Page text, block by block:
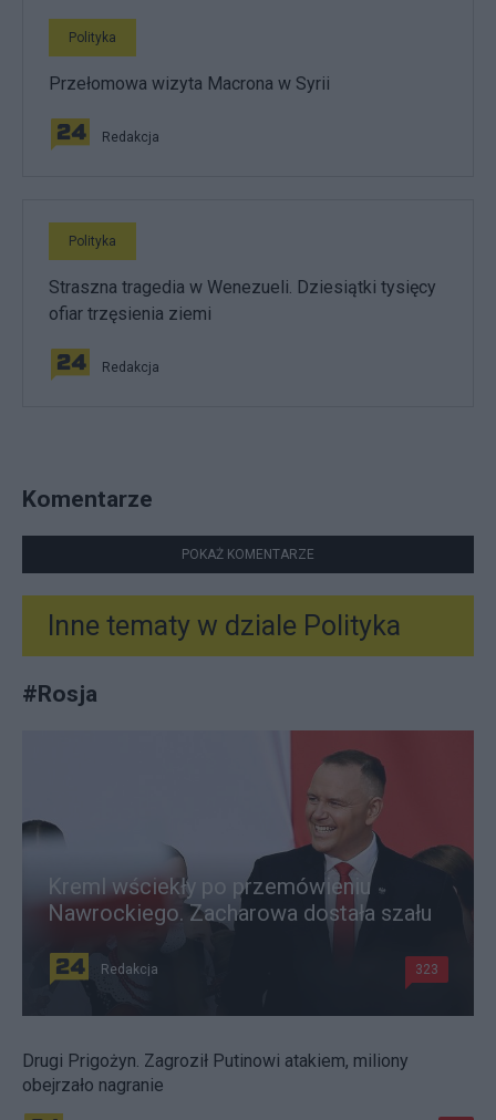
Polityka
Przełomowa wizyta Macrona w Syrii
Redakcja
Polityka
Straszna tragedia w Wenezueli. Dziesiątki tysięcy
ofiar trzęsienia ziemi
Redakcja
Komentarze
POKAŻ KOMENTARZE
Inne tematy w dziale Polityka
#Rosja
Kreml wściekły po przemówieniu
Nawrockiego. Zacharowa dostała szału
Redakcja 323
Drugi Prigożyn. Zagroził Putinowi atakiem, miliony
obejrzało nagranie